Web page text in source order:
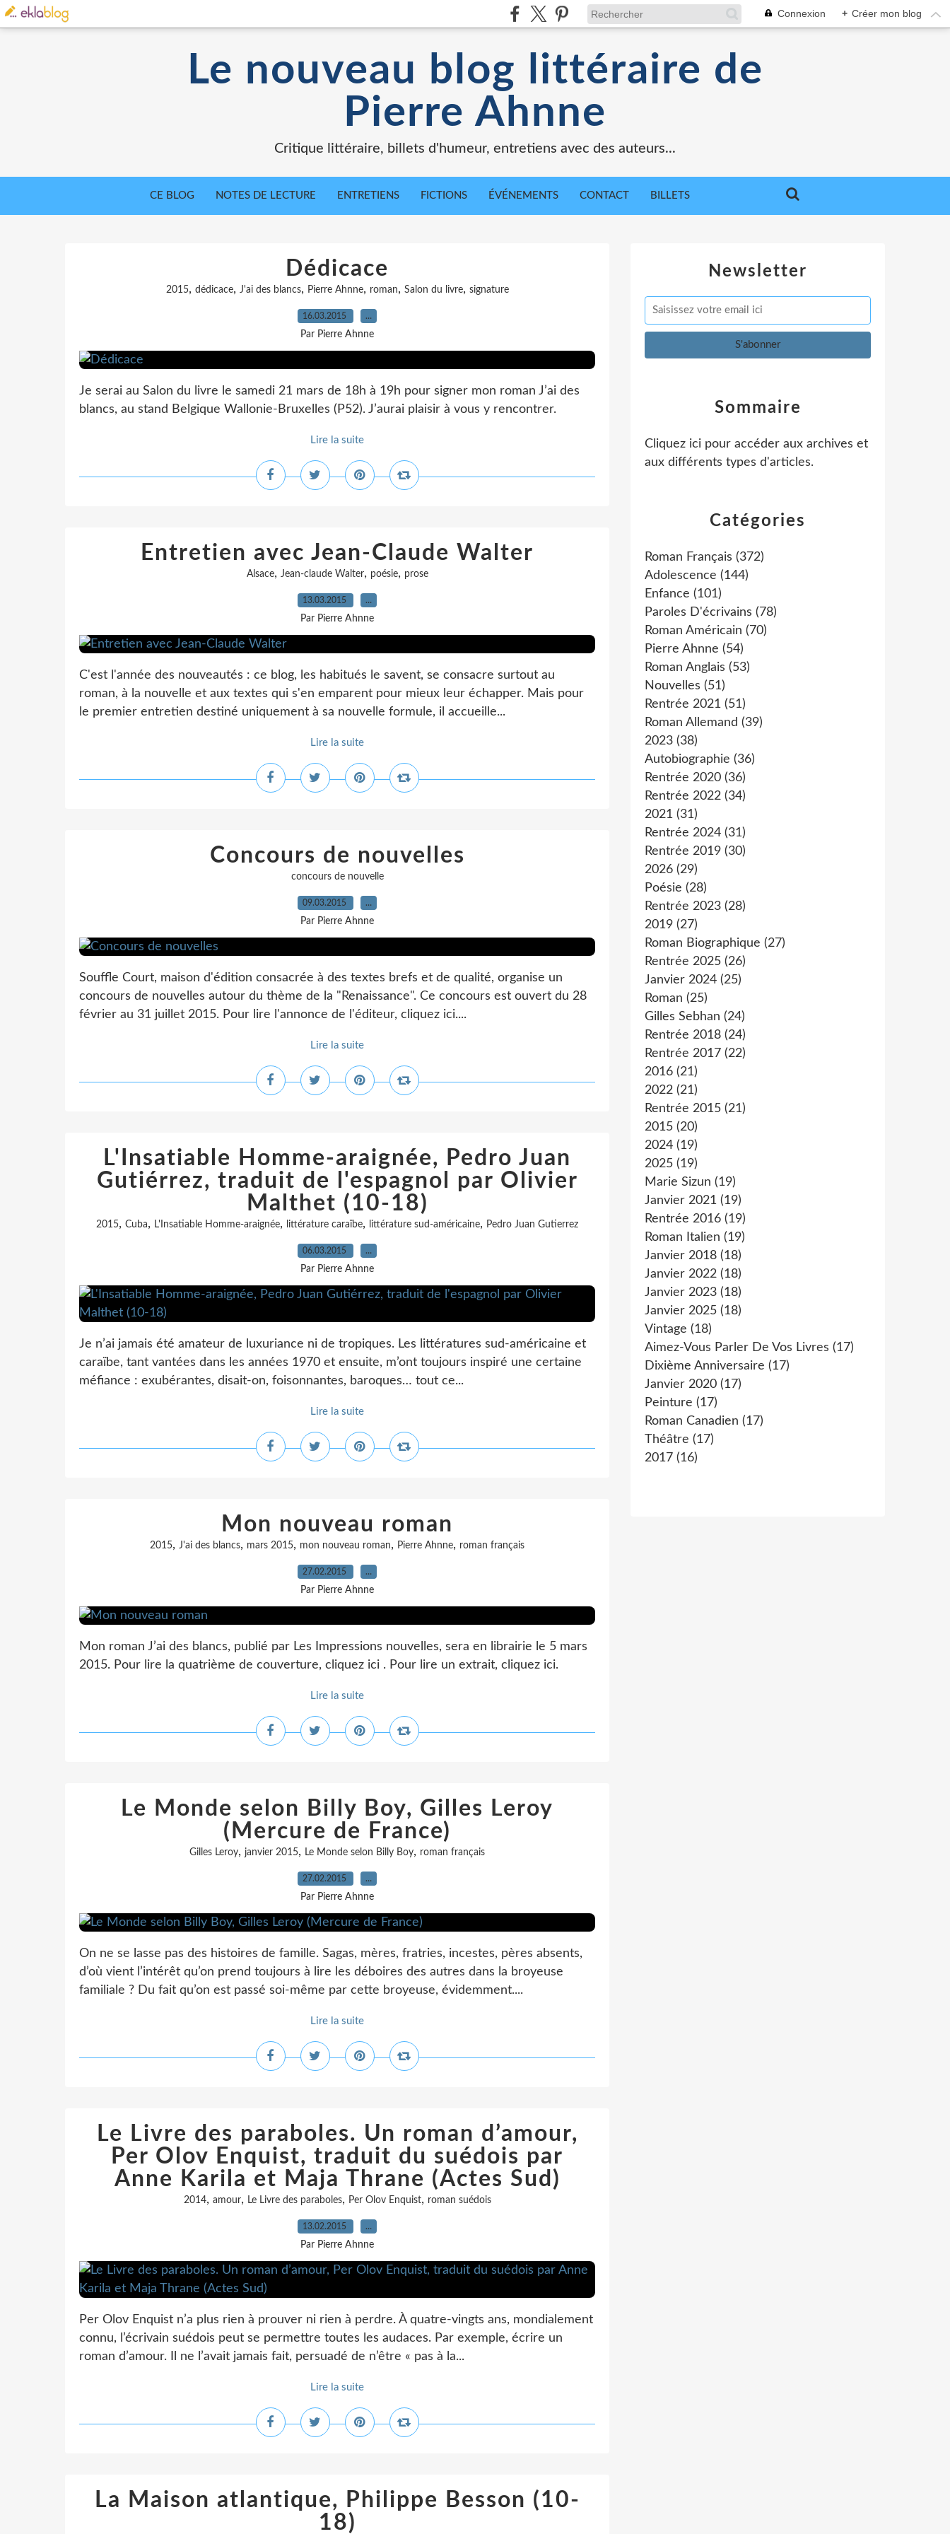
Connexion + Créer mon blog
Le nouveau blog littéraire de
Pierre Ahnne
Critique littéraire, billets d'humeur, entretiens avec des auteurs...
CE BLOG NOTES DE LECTURE ENTRETIENS FICTIONS ÉVÉNEMENTS CONTACT BILLETS
Dédicace
2015, dédicace, J'ai des blancs, Pierre Ahnne, roman, Salon du livre, signature
16.03.2015 …
Par Pierre Ahnne
Je serai au Salon du livre le samedi 21 mars de 18h à 19h pour signer mon roman J’ai des
blancs, au stand Belgique Wallonie-Bruxelles (P52). J’aurai plaisir à vous y rencontrer.
Lire la suite
Entretien avec Jean-Claude Walter
Alsace, Jean-claude Walter, poésie, prose
13.03.2015 …
Par Pierre Ahnne
C'est l'année des nouveautés : ce blog, les habitués le savent, se consacre surtout au
roman, à la nouvelle et aux textes qui s'en emparent pour mieux leur échapper. Mais pour
le premier entretien destiné uniquement à sa nouvelle formule, il accueille...
Lire la suite
Concours de nouvelles
concours de nouvelle
09.03.2015 …
Par Pierre Ahnne
Souffle Court, maison d'édition consacrée à des textes brefs et de qualité, organise un
concours de nouvelles autour du thème de la "Renaissance". Ce concours est ouvert du 28
février au 31 juillet 2015. Pour lire l'annonce de l'éditeur, cliquez ici....
Lire la suite
L'Insatiable Homme-araignée, Pedro Juan
Gutiérrez, traduit de l'espagnol par Olivier
Malthet (10-18)
2015, Cuba, L'Insatiable Homme-araignée, littérature caraïbe, littérature sud-américaine, Pedro Juan Gutierrez
06.03.2015 …
Par Pierre Ahnne
Je n’ai jamais été amateur de luxuriance ni de tropiques. Les littératures sud-américaine et
caraïbe, tant vantées dans les années 1970 et ensuite, m’ont toujours inspiré une certaine
méfiance : exubérantes, disait-on, foisonnantes, baroques… tout ce...
Lire la suite
Mon nouveau roman
2015, J'ai des blancs, mars 2015, mon nouveau roman, Pierre Ahnne, roman français
27.02.2015 …
Par Pierre Ahnne
Mon roman J’ai des blancs, publié par Les Impressions nouvelles, sera en librairie le 5 mars
2015. Pour lire la quatrième de couverture, cliquez ici . Pour lire un extrait, cliquez ici.
Lire la suite
Le Monde selon Billy Boy, Gilles Leroy
(Mercure de France)
Gilles Leroy, janvier 2015, Le Monde selon Billy Boy, roman français
27.02.2015 …
Par Pierre Ahnne
On ne se lasse pas des histoires de famille. Sagas, mères, fratries, incestes, pères absents,
d’où vient l’intérêt qu’on prend toujours à lire les déboires des autres dans la broyeuse
familiale ? Du fait qu’on est passé soi-même par cette broyeuse, évidemment....
Lire la suite
Le Livre des paraboles. Un roman d’amour,
Per Olov Enquist, traduit du suédois par
Anne Karila et Maja Thrane (Actes Sud)
2014, amour, Le Livre des paraboles, Per Olov Enquist, roman suédois
13.02.2015 …
Par Pierre Ahnne
Per Olov Enquist n’a plus rien à prouver ni rien à perdre. À quatre-vingts ans, mondialement
connu, l’écrivain suédois peut se permettre toutes les audaces. Par exemple, écrire un
roman d’amour. Il ne l’avait jamais fait, persuadé de n’être « pas à la...
Lire la suite
La Maison atlantique, Philippe Besson (10-
18)
Newsletter
Catégories
Roman Français (372)
Adolescence (144)
Enfance (101)
Paroles D'écrivains (78)
Roman Américain (70)
Pierre Ahnne (54)
Roman Anglais (53)
Nouvelles (51)
Rentrée 2021 (51)
Roman Allemand (39)
2023 (38)
Autobiographie (36)
Rentrée 2020 (36)
Rentrée 2022 (34)
2021 (31)
Rentrée 2024 (31)
Rentrée 2019 (30)
2026 (29)
Poésie (28)
Rentrée 2023 (28)
2019 (27)
Roman Biographique (27)
Rentrée 2025 (26)
Janvier 2024 (25)
Roman (25)
Gilles Sebhan (24)
Rentrée 2018 (24)
Rentrée 2017 (22)
2016 (21)
2022 (21)
Rentrée 2015 (21)
2015 (20)
2024 (19)
2025 (19)
Marie Sizun (19)
Janvier 2021 (19)
Rentrée 2016 (19)
Roman Italien (19)
Janvier 2018 (18)
Janvier 2022 (18)
Janvier 2023 (18)
Janvier 2025 (18)
Vintage (18)
Aimez-Vous Parler De Vos Livres (17)
Dixième Anniversaire (17)
Janvier 2020 (17)
Peinture (17)
Roman Canadien (17)
Théâtre (17)
2017 (16)
Sommaire
Cliquez ici pour accéder aux archives et
aux différents types d'articles.